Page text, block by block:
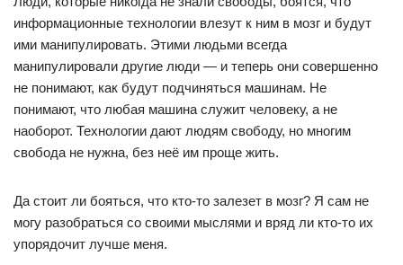
информационные технологии влезут к ним в мозг и будут
ими манипулировать. Этими людьми всегда
манипулировали другие люди — и теперь они совершенно
не понимают, как будут подчиняться машинам. Не
понимают, что любая машина служит человеку, а не
наоборот. Технологии дают людям свободу, но многим
свобода не нужна, без неё им проще жить.
Да стоит ли бояться, что кто-то залезет в мозг? Я сам не
могу разобраться со своими мыслями и вряд ли кто-то их
упорядочит лучше меня.